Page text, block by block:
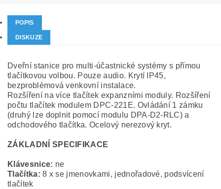
POPIS
DISKUZE
Dveřní stanice pro multi-účastnické systémy s přímou
tlačítkovou volbou. Pouze audio. Krytí IP45,
bezproblémová venkovní instalace.
Rozšíření na více tlačítek expanzními moduly. Rozšíření
počtu tlačítek modulem DPC-221E. Ovládání 1 zámku
(druhý lze doplnit pomocí modulu DPA-D2-RLC) a
odchodového tlačítka. Ocelový nerezový kryt.
ZÁKLADNÍ SPECIFIKACE
Klávesnice: ne
Tlačítka: 8 x se jmenovkami, jednořadové, podsvícení
tlačítek